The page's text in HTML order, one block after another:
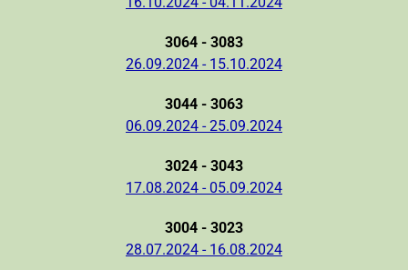
3064 - 3083
26.09.2024 - 15.10.2024
3044 - 3063
06.09.2024 - 25.09.2024
3024 - 3043
17.08.2024 - 05.09.2024
3004 - 3023
28.07.2024 - 16.08.2024